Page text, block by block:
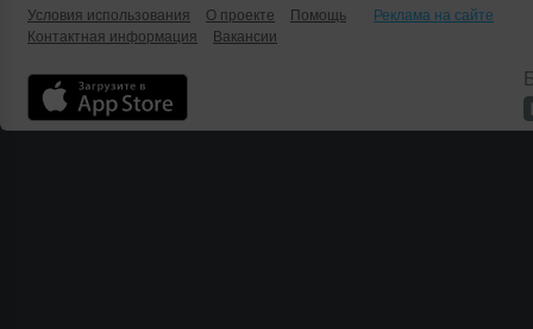
Условия использования
О проекте Помощь
Реклама на сайте
Контактная информация
Вакансии